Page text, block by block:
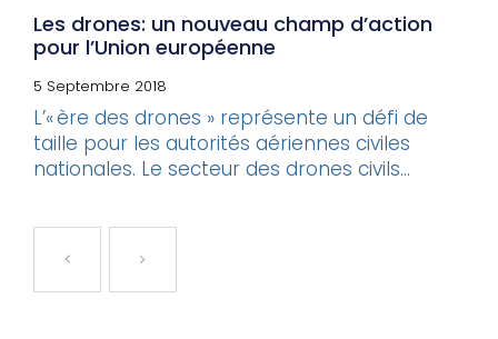
Les drones: un nouveau champ d’action
pour l’Union européenne
5 Septembre 2018
L’« ère des drones » représente un défi de
taille pour les autorités aériennes civiles
nationales. Le secteur des drones civils...